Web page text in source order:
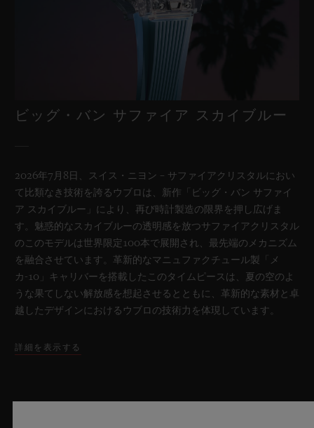
ビッグ・バン サファイア スカイブルー
2026年7月8日、スイス・ニヨン – サファイアクリスタルにおい
て比類なき技術を誇るウブロは、新作「ビッグ・バン サファイ
ア スカイブルー」により、再び時計製造の限界を押し広げま
す。魅惑的なスカイブルーの透明感を放つサファイアクリスタル
のこのモデルは世界限定100本で展開され、最先端のメカニズム
を融合させています。革新的なマニュファクチュール製「メ
カ-10」キャリバーを搭載したこのタイムピースは、夏の空のよ
うな果てしない解放感を想起させるとともに、革新的な素材と卓
越したデザインにおけるウブロの技術力を体現しています。
詳細を表示する